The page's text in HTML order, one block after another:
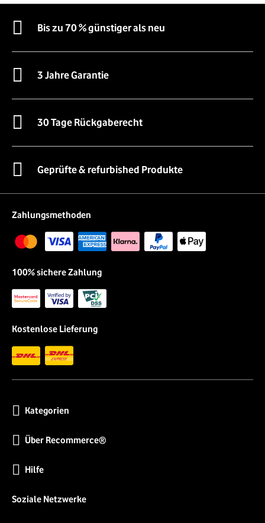
Bis zu 70 % günstiger als neu
3 Jahre Garantie
30 Tage Rückgaberecht
Geprüfte & refurbished Produkte
Zahlungsmethoden
100% sichere Zahlung
Kostenlose Lieferung
Kategorien
Über Recommerce®
Hilfe
Soziale Netzwerke